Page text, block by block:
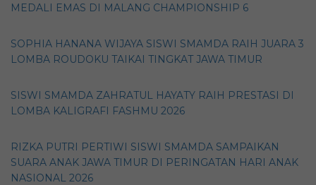
MEDALI EMAS DI MALANG CHAMPIONSHIP 6
SOPHIA HANANA WIJAYA SISWI SMAMDA RAIH JUARA 3
LOMBA ROUDOKU TAIKAI TINGKAT JAWA TIMUR
SISWI SMAMDA ZAHRATUL HAYATY RAIH PRESTASI DI
LOMBA KALIGRAFI FASHMU 2026
RIZKA PUTRI PERTIWI SISWI SMAMDA SAMPAIKAN
SUARA ANAK JAWA TIMUR DI PERINGATAN HARI ANAK
NASIONAL 2026